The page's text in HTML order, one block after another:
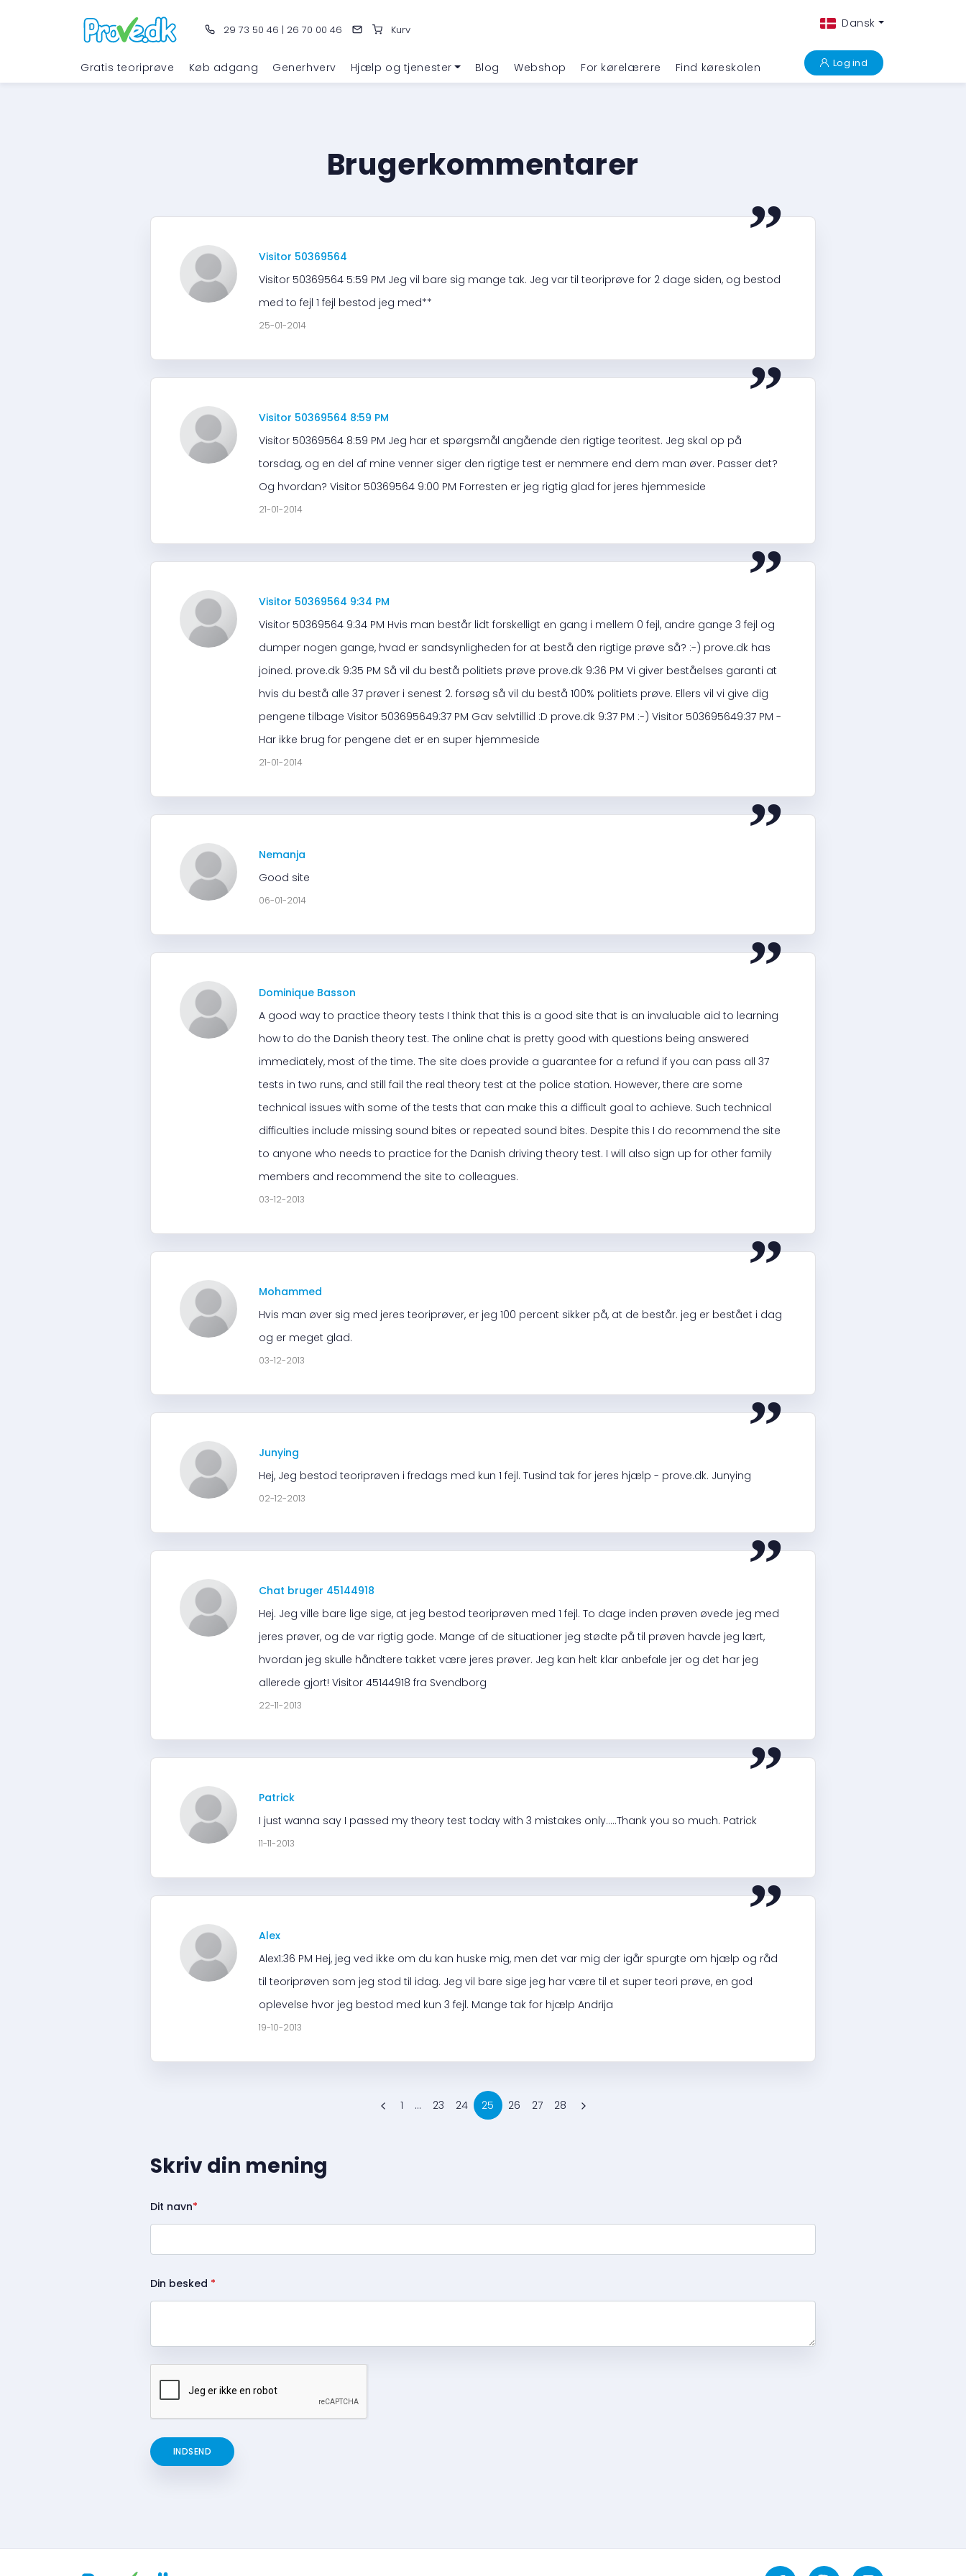
29 73 50 46 | 26 70 00 46 Kurv Dansk
Gratis teoriprøve Køb adgang Generhverv Hjælp og tjenester Blog Webshop For kørelærere Find køreskolen Log ind
Brugerkommentarer “
Visitor 50369564
Visitor 50369564 5:59 PM Jeg vil bare sig mange tak. Jeg var til teoriprøve for 2 dage siden, og bestod
med to fejl 1 fejl bestod jeg med**
25-01-2014
“
Visitor 50369564 8:59 PM
Visitor 50369564 8:59 PM Jeg har et spørgsmål angående den rigtige teoritest. Jeg skal op på
torsdag, og en del af mine venner siger den rigtige test er nemmere end dem man øver. Passer det?
Og hvordan? Visitor 50369564 9:00 PM Forresten er jeg rigtig glad for jeres hjemmeside
21-01-2014
“
Visitor 50369564 9:34 PM
Visitor 50369564 9:34 PM Hvis man består lidt forskelligt en gang i mellem 0 fejl, andre gange 3 fejl og
dumper nogen gange, hvad er sandsynligheden for at bestå den rigtige prøve så? :-) prove.dk has
joined. prove.dk 9:35 PM Så vil du bestå politiets prøve prove.dk 9:36 PM Vi giver beståelses garanti at
hvis du bestå alle 37 prøver i senest 2. forsøg så vil du bestå 100% politiets prøve. Ellers vil vi give dig
pengene tilbage Visitor 503695649:37 PM Gav selvtillid :D prove.dk 9:37 PM :-) Visitor 503695649:37 PM -
Har ikke brug for pengene det er en super hjemmeside
21-01-2014
“
Nemanja
Good site
06-01-2014
“
Dominique Basson
A good way to practice theory tests I think that this is a good site that is an invaluable aid to learning
how to do the Danish theory test. The online chat is pretty good with questions being answered
immediately, most of the time. The site does provide a guarantee for a refund if you can pass all 37
tests in two runs, and still fail the real theory test at the police station. However, there are some
technical issues with some of the tests that can make this a difficult goal to achieve. Such technical
difficulties include missing sound bites or repeated sound bites. Despite this I do recommend the site
to anyone who needs to practice for the Danish driving theory test. I will also sign up for other family
members and recommend the site to colleagues.
03-12-2013
“
Mohammed
Hvis man øver sig med jeres teoriprøver, er jeg 100 percent sikker på, at de består. jeg er bestået i dag
og er meget glad.
03-12-2013
“
Junying
Hej, Jeg bestod teoriprøven i fredags med kun 1 fejl. Tusind tak for jeres hjælp - prove.dk. Junying
02-12-2013
“
Chat bruger 45144918
Hej. Jeg ville bare lige sige, at jeg bestod teoriprøven med 1 fejl. To dage inden prøven øvede jeg med
jeres prøver, og de var rigtig gode. Mange af de situationer jeg stødte på til prøven havde jeg lært,
hvordan jeg skulle håndtere takket være jeres prøver. Jeg kan helt klar anbefale jer og det har jeg
allerede gjort! Visitor 45144918 fra Svendborg
22-11-2013
“
Patrick
I just wanna say I passed my theory test today with 3 mistakes only.....Thank you so much. Patrick
11-11-2013
“
Alex
Alex1:36 PM Hej, jeg ved ikke om du kan huske mig, men det var mig der igår spurgte om hjælp og råd
til teoriprøven som jeg stod til idag. Jeg vil bare sige jeg har være til et super teori prøve, en god
oplevelse hvor jeg bestod med kun 3 fejl. Mange tak for hjælp Andrija
19-10-2013
1 ... 23 24 25 26 27 28
Skriv din mening
Dit navn*
Din besked *
INDSEND